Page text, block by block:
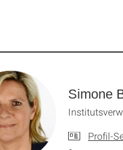
Simone
Profil-